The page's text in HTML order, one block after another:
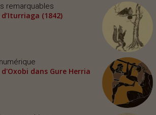
remarquables
(1842)
dans Gure Herria